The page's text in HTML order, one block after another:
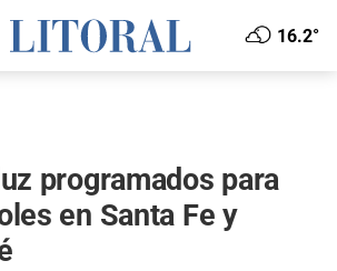
16.2°
programados para
en Santa Fe y